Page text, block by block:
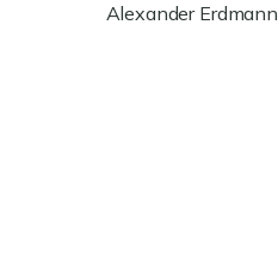
Alexander Erdmann